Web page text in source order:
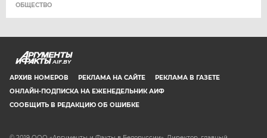
ОБЩЕСТВО
AIF.BY
АРХИВ НОМЕРОВ РЕКЛАМА НА САЙТЕ
РЕКЛАМА В ГАЗЕТЕ
ОНЛАЙН-ПОДПИСКА НА ЕЖЕНЕДЕЛЬНИК АИФ
СООБЩИТЬ В РЕДАКЦИЮ ОБ ОШИБКЕ